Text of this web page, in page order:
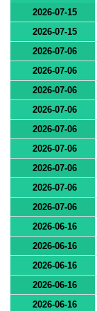
2026-07-15
2026-07-15
2026-07-06
2026-07-06
2026-07-06
2026-07-06
2026-07-06
2026-07-06
2026-07-06
2026-07-06
2026-07-06
2026-06-16
2026-06-16
2026-06-16
2026-06-16
2026-06-16